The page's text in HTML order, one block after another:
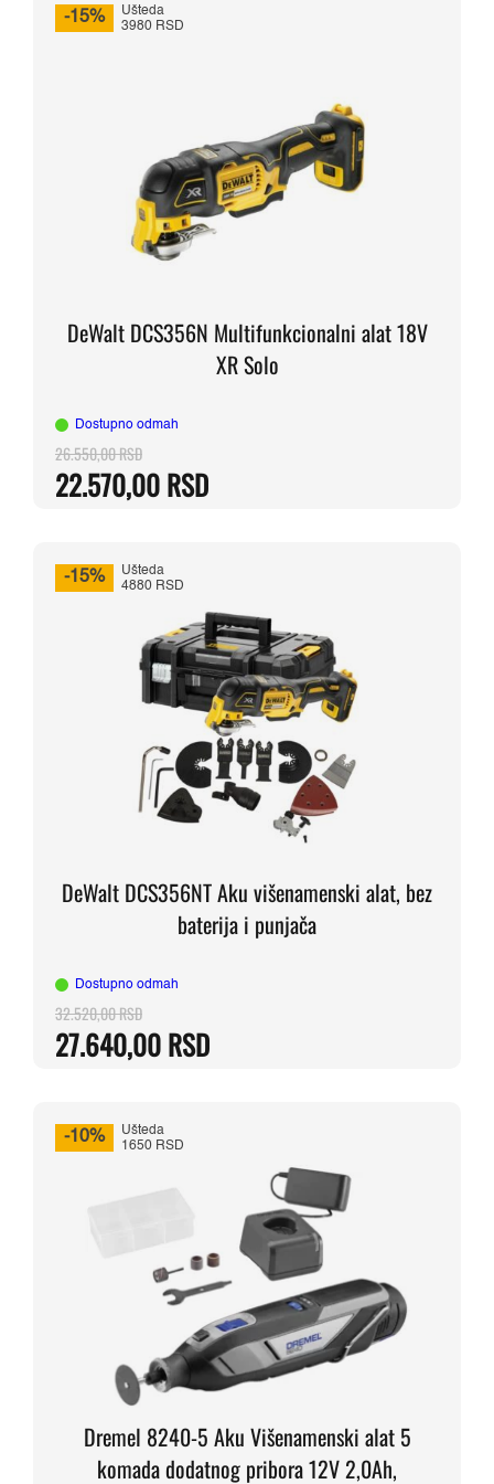
-15%
Ušteda
3980 RSD
DeWalt DCS356N Multifunkcionalni alat 18V
XR Solo
Dostupno odmah
26.550,00RSDOriginalna
cena
26.550,00 RSD.
22.570,00RSD
Trenutna
cena
-15%
Ušteda
4880 RSD
DeWalt DCS356NT Aku višenamenski alat, bez
baterija i punjača
Dostupno odmah
32.520,00RSDOriginalna
cena
32.520,00 RSD.
27.640,00RSD
Trenutna
cena
-10%
Ušteda
1650 RSD
Dremel 8240-5 Aku Višenamenski alat 5
komada dodatnog pribora 12V 2,0Ah,